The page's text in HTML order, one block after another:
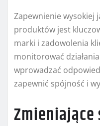
Zapewnienie wysokiej
produktów jest
marki i zadowolenia
monitorować
wprowadzać
zapewnić spójność i